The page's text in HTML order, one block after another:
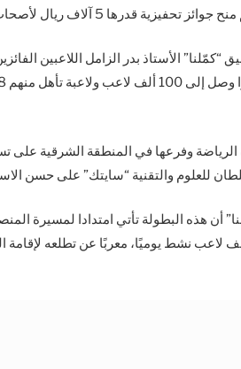
“كمّلنا” الأستاذ بدر الزامل اللاعبين
وفرعها في المنطقة الشرقية على
للعلوم والتقنية “سايتك” على حسن
أن هذه البطولة تأتي امتدادا لمسيرة
والتي تضم أكثر من 400 ألف لاعب نشط يوميًا، معربًا